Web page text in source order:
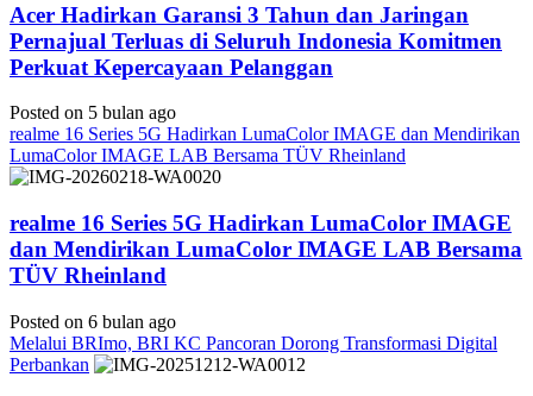
Acer Hadirkan Garansi 3 Tahun dan Jaringan
Pernajual Terluas di Seluruh Indonesia Komitmen
Perkuat Kepercayaan Pelanggan
Posted on 5 bulan ago
realme 16 Series 5G Hadirkan LumaColor IMAGE dan Mendirikan
LumaColor IMAGE LAB Bersama TÜV Rheinland
realme 16 Series 5G Hadirkan LumaColor IMAGE
dan Mendirikan LumaColor IMAGE LAB Bersama
TÜV Rheinland
Posted on 6 bulan ago
Melalui BRImo, BRI KC Pancoran Dorong Transformasi Digital
Perbankan